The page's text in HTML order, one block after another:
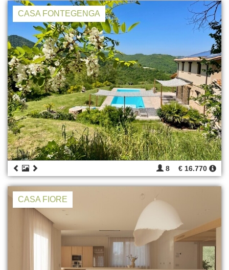
CASA FONTEGENGA
8 € 16.770
CASA FIORE